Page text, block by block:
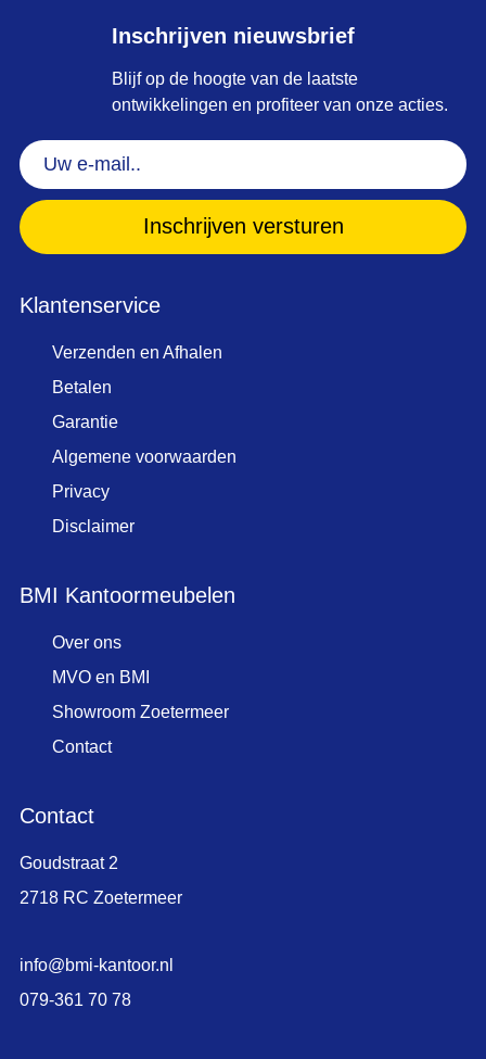
Inschrijven nieuwsbrief
Blijf op de hoogte van de laatste
ontwikkelingen en profiteer van onze acties.
Uw
e-
mail..
Klantenservice
Verzenden en Afhalen
Betalen
Garantie
Algemene voorwaarden
Privacy
Disclaimer
BMI Kantoormeubelen
Over ons
MVO en BMI
Showroom Zoetermeer
Contact
Contact
Goudstraat 2
2718 RC Zoetermeer
info@bmi-kantoor.nl
079-361 70 78